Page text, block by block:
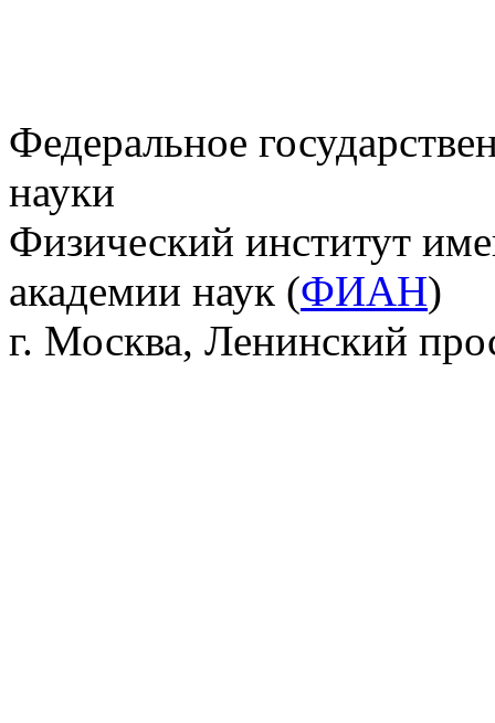
Федеральное
науки
Физический институт
академии наук (ФИАН)
г. Москва, Ленинский